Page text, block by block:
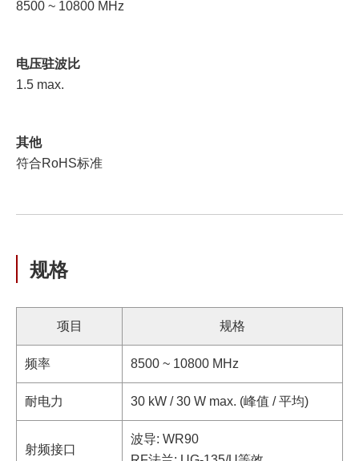
8500 ~ 10800 MHz
电压驻波比
1.5 max.
其他
符合RoHS标准
规格
项目 规格
频率 8500 ~ 10800 MHz
耐电力 30 kW / 30 W max. (峰值 / 平均)
射频接口
波导: WR90